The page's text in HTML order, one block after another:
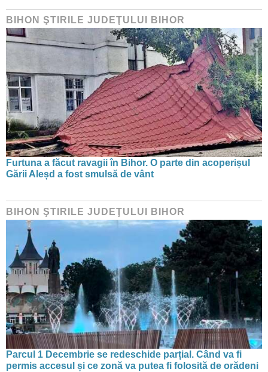
BIHON ŞTIRILE JUDEŢULUI BIHOR
Furtuna a făcut ravagii în Bihor. O parte din acoperișul
Gării Aleșd a fost smulsă de vânt
BIHON ŞTIRILE JUDEŢULUI BIHOR
Parcul 1 Decembrie se redeschide parțial. Când va fi
permis accesul și ce zonă va putea fi folosită de orădeni